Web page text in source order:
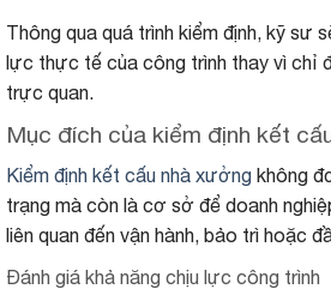
Thông qua quá trình kiểm định, kỹ sư
lực thực tế của công trình thay vì chỉ
trực quan.
Mục đích của kiểm định kết
Kiểm định kết cấu nhà xưởng không
trạng mà còn là cơ sở để doanh
liên quan đến vận hành, bảo trì hoặc
Đánh giá khả năng chịu lực công trình